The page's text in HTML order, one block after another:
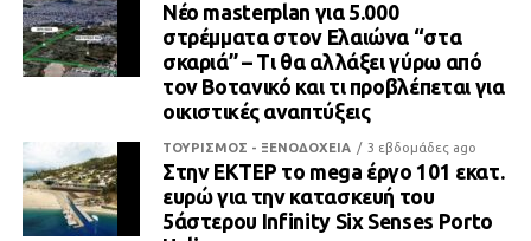
Νέο masterplan για 5.000
στρέμματα στον Ελαιώνα “στα
σκαριά” – Τι θα αλλάξει γύρω από
τον Βοτανικό και τι προβλέπεται για
οικιστικές αναπτύξεις
ΤΟΥΡΙΣΜΟΣ - ΞΕΝΟΔΟΧΕΙΑ 3 εβδομάδες ago
Στην ΕΚΤΕΡ το mega έργο 101 εκατ.
ευρώ για την κατασκευή του
5άστερου Infinity Six Senses Porto